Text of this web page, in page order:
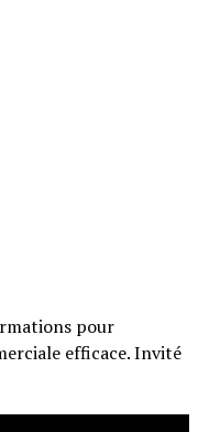
pour
efficace. Invité